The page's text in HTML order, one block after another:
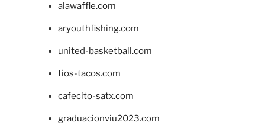
alawaffle.com
aryouthfishing.com
united-basketball.com
tios-tacos.com
cafecito-satx.com
graduacionviu2023.com